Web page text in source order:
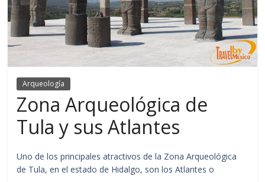
Arqueología
Zona Arqueológica de
Tula y sus Atlantes
Uno de los principales atractivos de la Zona Arqueológica
de Tula, en el estado de Hidalgo, son los Atlantes o